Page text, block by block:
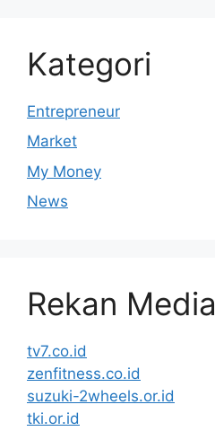
Kategori
Entrepreneur
Market
My Money
News
Rekan Media
tv7.co.id
zenfitness.co.id
suzuki-2wheels.or.id
tki.or.id